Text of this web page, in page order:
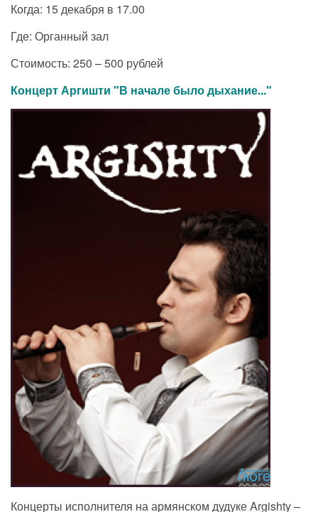
Когда: 15 декабря в 17.00
Где: Органный зал
Стоимость: 250 – 500 рублей
Концерт Аргишти "В начале было дыхание..."
Концерты исполнителя на армянском дудуке Argishty –